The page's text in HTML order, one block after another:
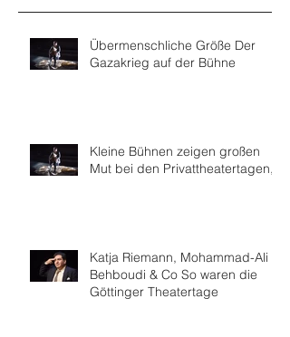
Übermenschliche Größe Der
Gazakrieg auf der Bühne
Kleine Bühnen zeigen großen
Mut bei den Privattheatertagen,
Katja Riemann, Mohammad-Ali
Behboudi & Co So waren die
Göttinger Theatertage